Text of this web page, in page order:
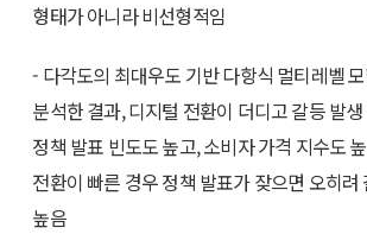
형태가 아니라 비선형적임
- 다각도의 최대우도 기반 다항식 멀티레벨
분석한 결과, 디지털 전환이 더디고 갈등 발
정책 발표 빈도도 높고, 소비자 가격 지수도
전환이 빠른 경우 정책 발표가 잦으면 오히려
높음